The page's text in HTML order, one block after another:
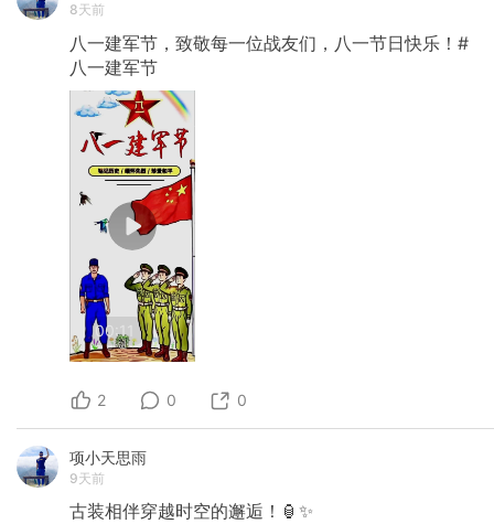
8天前
八一建军节，致敬每一位战友们，八一节日快乐！#
八一建军节
00:11
2 0 0
项小天思雨
9天前
古装相伴穿越时空的邂逅！🏮✨